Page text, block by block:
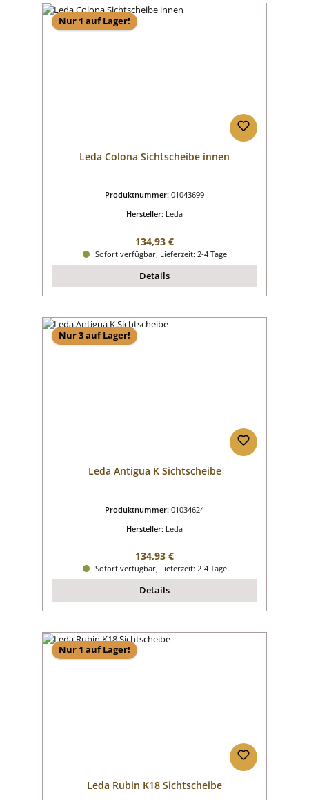
Nur 1 auf Lager!
Leda Colona Sichtscheibe innen
Produktnummer: 01043699
Hersteller: Leda
Regulärer Preis:
134,93 €
Sofort verfügbar, Lieferzeit: 2-4 Tage
Details
Nur 3 auf Lager!
Leda Antigua K Sichtscheibe
Produktnummer: 01034624
Hersteller: Leda
Regulärer Preis:
134,93 €
Sofort verfügbar, Lieferzeit: 2-4 Tage
Details
Nur 1 auf Lager!
Leda Rubin K18 Sichtscheibe